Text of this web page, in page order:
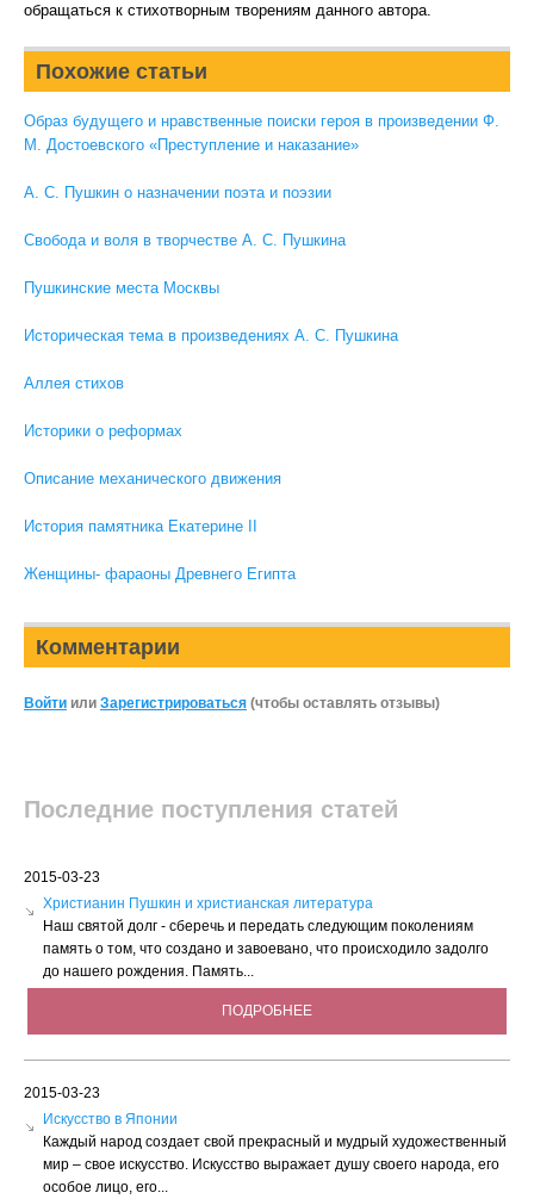
обращаться к стихотворным творениям данного автора.
Похожие статьи
Образ будущего и нравственные поиски героя в произведении Ф.
М. Достоевского «Преступление и наказание»
А. С. Пушкин о назначении поэта и поэзии
Свобода и воля в творчестве А. С. Пушкина
Пушкинские места Москвы
Историческая тема в произведениях А. С. Пушкина
Аллея стихов
Историки о реформах
Описание механического движения
История памятника Екатерине II
Женщины- фараоны Древнего Египта
Комментарии
Войти или Зарегистрироваться (чтобы оставлять отзывы)
Последние поступления статей
2015-03-23
Христианин Пушкин и христианская литература
Наш святой долг - сберечь и передать следующим поколениям
память о том, что создано и завоевано, что происходило задолго
до нашего рождения. Память...
ПОДРОБНЕЕ
2015-03-23
Искусство в Японии
Каждый народ создает свой прекрасный и мудрый художественный
мир – свое искусство. Искусство выражает душу своего народа, его
особое лицо, его...